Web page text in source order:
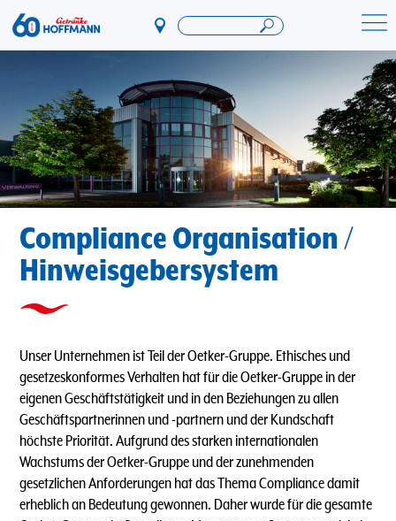
Direkt
zum
Inhalt
Startseite Getränke Hoffmann
Compliance Organisation /
Hinweisgebersystem
Unser Unternehmen ist Teil der Oetker-Gruppe. Ethisches und
gesetzeskonformes Verhalten hat für die Oetker-Gruppe in der
eigenen Geschäftstätigkeit und in den Beziehungen zu allen
Geschäftspartnerinnen und -partnern und der Kundschaft
höchste Priorität. Aufgrund des starken internationalen
Wachstums der Oetker-Gruppe und der zunehmenden
gesetzlichen Anforderungen hat das Thema Compliance damit
erheblich an Bedeutung gewonnen. Daher wurde für die gesamte